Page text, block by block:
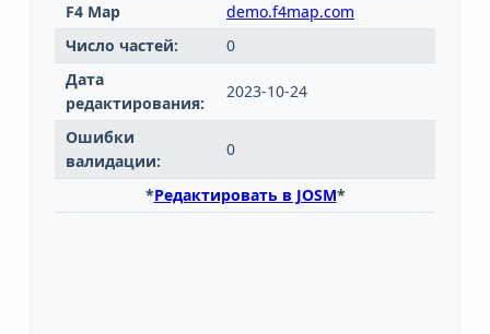
F4 Map
demo.f4map.com
Число частей:
0
Дата
редактирования:
2023-10-24
Ошибки
валидации:
0
*Редактировать в JOSM*